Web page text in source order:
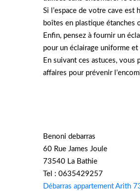
Si l’espace de votre cave
boîtes en plastique étanches
Enfin, pensez à fournir un
pour un éclairage uniforme et
En suivant ces astuces,
affaires pour prévenir
Benoni debarras
60 Rue James Joule
73540 La Bathie
Tel : 0635429257
Débarras appartement Arith